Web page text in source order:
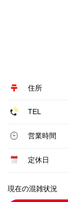
住所
TEL
営業時間
定休日
現在の混雑状況